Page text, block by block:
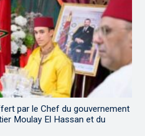
par le Chef du gouvernement
Moulay El Hassan et du